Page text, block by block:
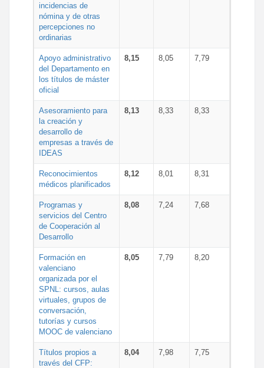
incidencias de
nómina y de otras
percepciones no
ordinarias
Apoyo administrativo
del Departamento en
los títulos de máster
oficial
8,15 8,05 7,79
Asesoramiento para
la creación y
desarrollo de
empresas a través de
IDEAS
8,13 8,33 8,33
Reconocimientos
médicos planificados
8,12 8,01 8,31
Programas y
servicios del Centro
de Cooperación al
Desarrollo
8,08 7,24 7,68
Formación en
valenciano
organizada por el
SPNL: cursos, aulas
virtuales, grupos de
conversación,
tutorías y cursos
MOOC de valenciano
8,05 7,79 8,20
Títulos propios a
través del CFP:
8,04 7,98 7,75